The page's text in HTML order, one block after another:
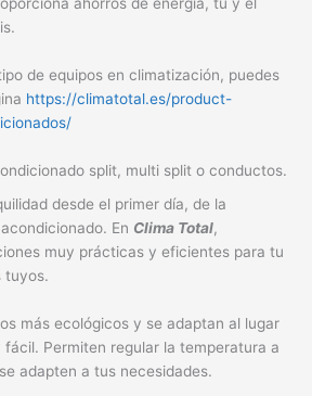
de equipos en climatización, puedes
https://climatotal.es/product-
split, multi split o conductos.
desde el primer día, de la
En Clima Total,
muy prácticas y eficientes para tu
tuyos.
más ecológicos y se adaptan al lugar
Permiten regular la temperatura a
adapten a tus necesidades.